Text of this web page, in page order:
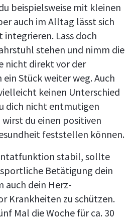
beispielsweise mit kleinen
auch im Alltag lässt sich
Lass doch
stehen und nimm die
nicht direkt vor der
Stück weiter weg. Auch
keinen Unterschied
dich nicht entmutigen
du einen positiven
feststellen können.
stabil, sollte
Betätigung dein
auch dein Herz-
Krankheiten zu schützen.
Mal die Woche für ca. 30